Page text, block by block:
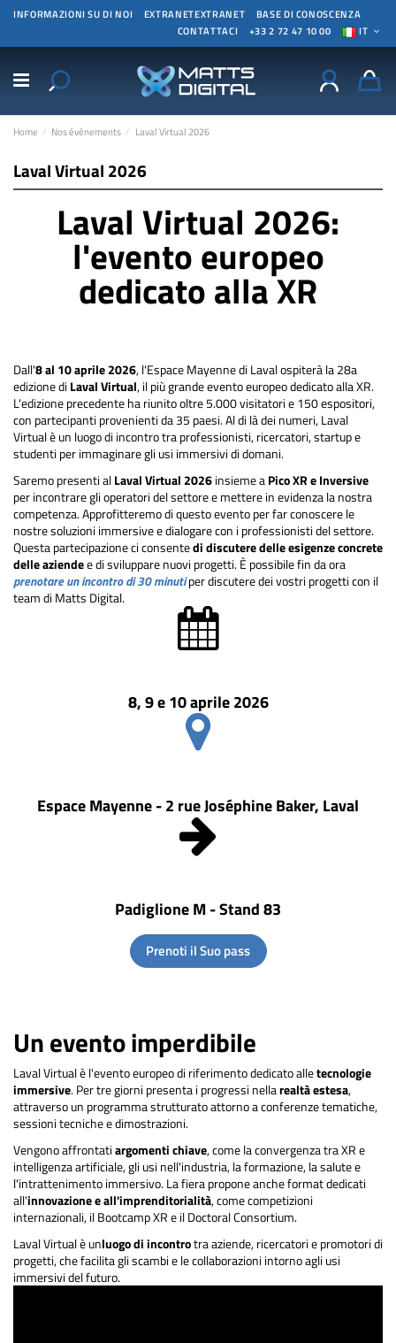
INFORMAZIONI SU DI NOI EXTRANETEXTRANET
BASE DI CONOSCENZA
CONTATTACI
+33 2 72 47 10 00 IT
Home Nos événements Laval Virtual 2026
Laval Virtual 2026
Laval Virtual 2026:
l'evento europeo
dedicato alla XR
Dall'8 al 10 aprile 2026, l'Espace Mayenne di Laval ospiterà la 28a
edizione di Laval Virtual, il più grande evento europeo dedicato alla XR.
L'edizione precedente ha riunito oltre 5.000 visitatori e 150 espositori,
con partecipanti provenienti da 35 paesi. Al di là dei numeri, Laval
Virtual è un luogo di incontro tra professionisti, ricercatori, startup e
studenti per immaginare gli usi immersivi di domani.
Saremo presenti alLaval Virtual 2026insieme aPico XR e Inversive
per incontrare gli operatori del settore e mettere in evidenza la nostra
competenza. Approfitteremo di questo evento per far conoscere le
nostre soluzioni immersive e dialogare con i professionisti del settore.
Questa partecipazione ci consentedi discutere delle esigenze concrete
delle aziendee di sviluppare nuovi progetti. È possibile fin da ora
prenotare un incontro di 30 minutiper discutere dei vostri progetti con il
team di Matts Digital.
8, 9 e 10 aprile 2026
Espace Mayenne - 2 rue Joséphine Baker, Laval
Padiglione M - Stand 83
Prenoti il Suo pass
Un evento imperdibile
Laval Virtual è l'evento europeo di riferimento dedicato alletecnologie
immersive. Per tre giorni presenta i progressi nellarealtà estesa,
attraverso un programma strutturato attorno a conferenze tematiche,
sessioni tecniche e dimostrazioni.
Vengono affrontatiargomenti chiave, come la convergenza tra XR e
intelligenza artificiale, gli usi nell'industria, la formazione, la salute e
l'intrattenimento immersivo. La fiera propone anche format dedicati
all'innovazione e all'imprenditorialità, come competizioni
internazionali, il Bootcamp XR e il Doctoral Consortium.
Laval Virtual è unluogo di incontrotra aziende, ricercatori e promotori di
progetti, che facilita gli scambi e le collaborazioni intorno agli usi
immersivi del futuro.